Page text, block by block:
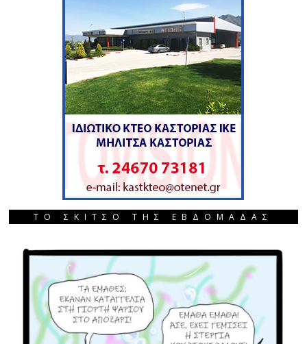
ΤΟ ΣΚΙΤΣΟ ΤΗΣ ΕΒΔΟΜΑΔΑΣ